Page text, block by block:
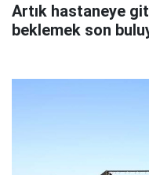
Artık hastaneye
beklemek son